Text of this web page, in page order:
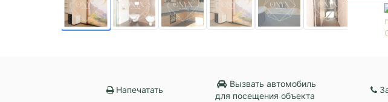
Напечатать
Вызвать автомобиль
для посещения объекта